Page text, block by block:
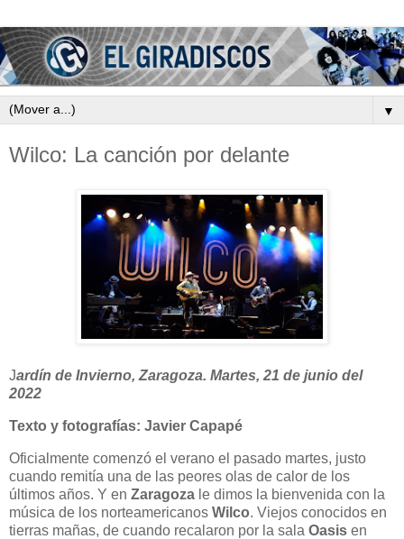
▼
Wilco: La canción por delante
Jardín de Invierno, Zaragoza. Martes, 21 de junio del
2022
Texto y fotografías: Javier Capapé
Oficialmente comenzó el verano el pasado martes, justo
cuando remitía una de las peores olas de calor de los
últimos años. Y en Zaragoza le dimos la bienvenida con la
música de los norteamericanos Wilco. Viejos conocidos en
tierras mañas, de cuando recalaron por la sala Oasis en